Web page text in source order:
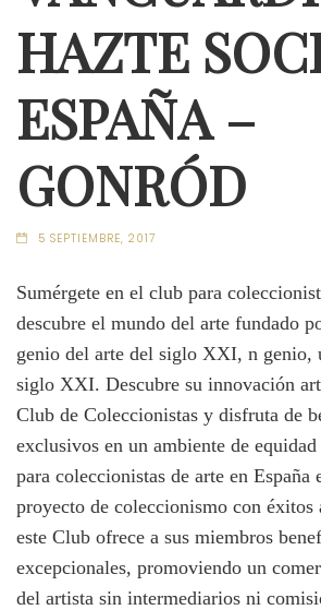
HAZTE
ESPAÑA –
GONRÓD
5 SEPTIEMBRE, 2017
Sumérgete en el club para
descubre el mundo del arte fundado
genio del arte del siglo XXI, n genio,
siglo XXI. Descubre su innovación
Club de Coleccionistas y disfruta de
exclusivos en un ambiente de
para coleccionistas de arte en España
proyecto de coleccionismo con éxitos
este Club ofrece a sus miembros
excepcionales, promoviendo un
del artista sin intermediarios ni